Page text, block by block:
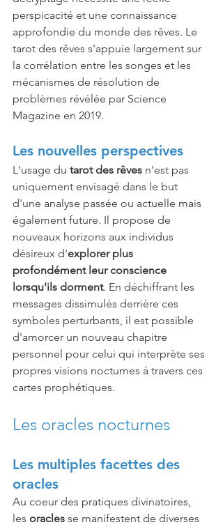
perspicacité et une connaissance
approfondie du monde des rêves. Le
tarot des rêves s'appuie largement sur
la corrélation entre les songes et les
mécanismes de résolution de
problèmes révélée par Science
Magazine en 2019.
Les nouvelles perspectives
L'usage du tarot des rêves n'est pas
uniquement envisagé dans le but
d'une analyse passée ou actuelle mais
également future. Il propose de
nouveaux horizons aux individus
désireux d'explorer plus
profondément leur conscience
lorsqu'ils dorment. En déchiffrant les
messages dissimulés derrière ces
symboles perturbants, il est possible
d'amorcer un nouveau chapitre
personnel pour celui qui interprète ses
propres visions nocturnes à travers ces
cartes prophétiques.
Les oracles nocturnes
Les multiples facettes des
oracles
Au coeur des pratiques divinatoires,
les oracles se manifestent de diverses